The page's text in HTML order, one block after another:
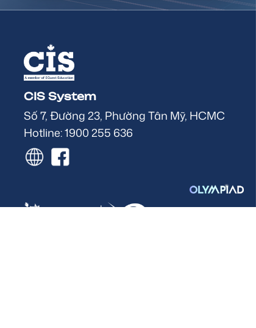
CIS System
Số 7, Đường 23, Phường Tân Mỹ, HCMC
Hotline: 1900 255 636